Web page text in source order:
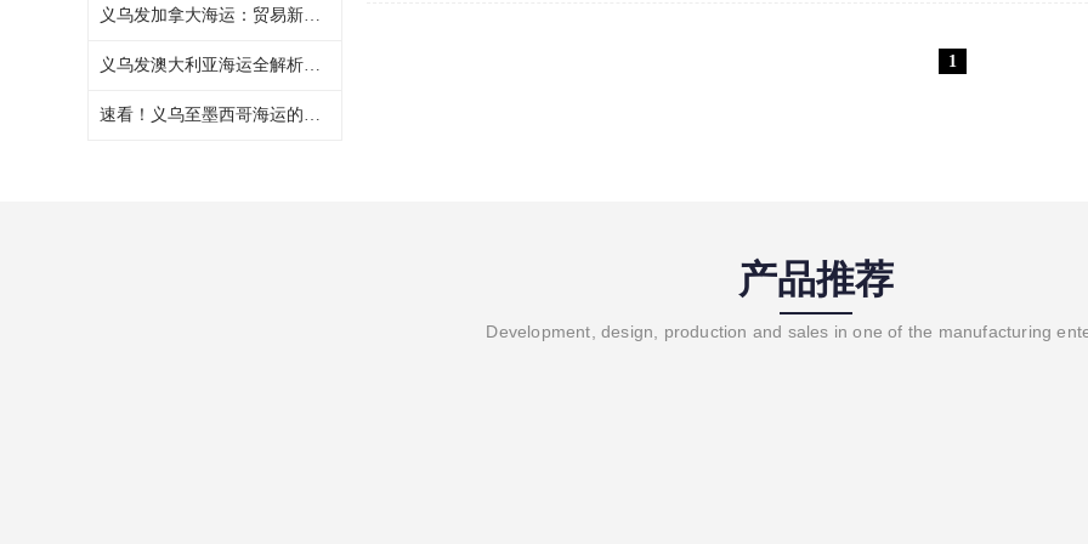
义乌发加拿大海运：贸易新通道的优势、流程与破局之道
义乌发澳大利亚海运全解析：机遇、流程与挑战
速看！义乌至墨西哥海运的优势与挑战
1
产品推荐
Development, design, production and sales in one of the manufacturing